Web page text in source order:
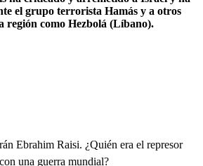
el grupo terrorista Hamás y a otros
región como Hezbolá (Líbano).
Ebrahim Raisi. ¿Quién era el represor
una guerra mundial?